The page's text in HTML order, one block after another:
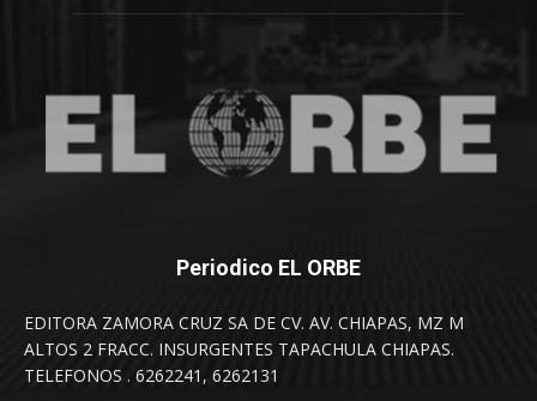
Periodico EL ORBE
EDITORA ZAMORA CRUZ SA DE CV. AV. CHIAPAS, MZ M
ALTOS 2 FRACC. INSURGENTES TAPACHULA CHIAPAS.
TELEFONOS . 6262241, 6262131